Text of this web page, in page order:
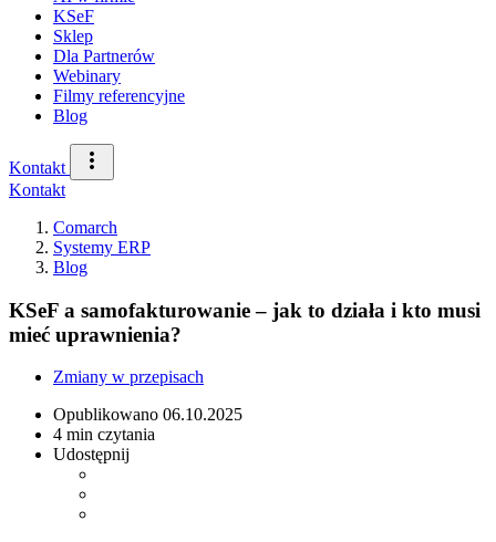
KSeF
Sklep
Dla Partnerów
Webinary
Filmy referencyjne
Blog
Kontakt
Kontakt
Comarch
Systemy ERP
Blog
KSeF a samofakturowanie – jak to działa i kto musi
mieć uprawnienia?
Zmiany w przepisach
Opublikowano 06.10.2025
4 min czytania
Udostępnij